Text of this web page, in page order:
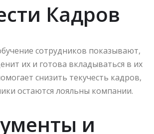
Кадров
сотрудников показывают,
их и готова вкладываться в их
снизить текучесть кадров,
остаются лояльны компании.
и